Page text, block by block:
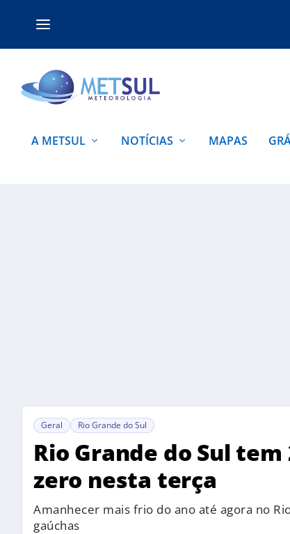
A METSUL NOTÍCIAS MAPAS
Geral Rio Grande do Sul
Rio Grande do Sul
zero nesta terça
Amanhecer mais frio do ano até agora no
gaúchas